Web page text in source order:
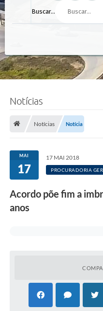
Buscar...
Notícias
Notícias Notícia
MAI
17
17 MAI 2018
PROCURADORIA
Acordo põe fim a
anos